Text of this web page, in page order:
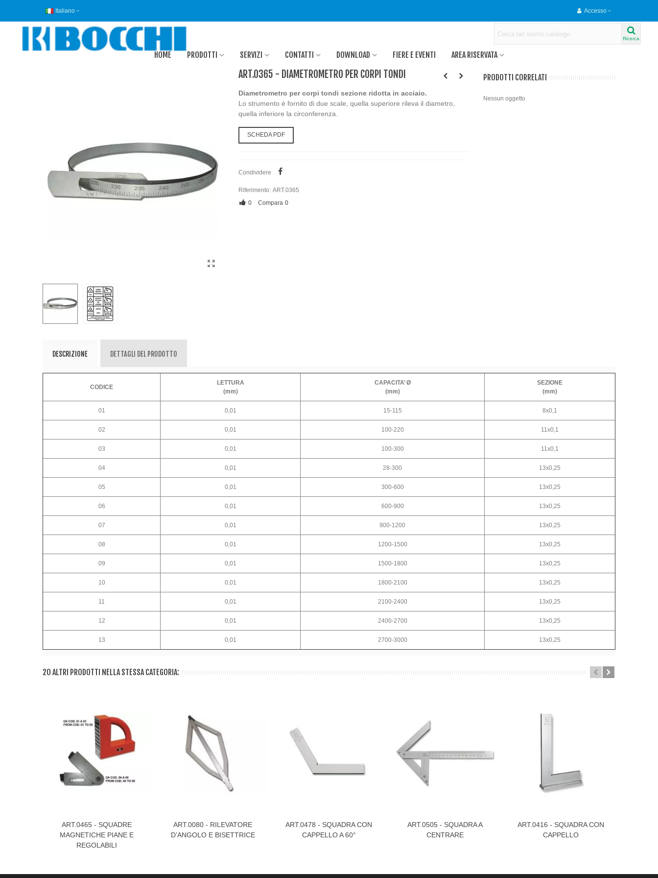
Italiano Accesso
Ricerca
HOME PRODOTTI SERVIZI CONTATTI DOWNLOAD FIERE E EVENTI AREA RISERVATA
ART.0365 - DIAMETROMETRO PER CORPI TONDI
Diametrometro per corpi tondi sezione ridotta in acciaio.
Lo strumento è fornito di due scale, quella superiore rileva il diametro,
quella inferiore la circonferenza.
SCHEDA PDF
Condividere
Riferimento: ART.0365
0
Compara 0
PRODOTTI CORRELATI
Nessun oggetto
DESCRIZIONE DETTAGLI DEL PRODOTTO
CODICE
LETTURA
(mm)
CAPACITA’ Ø
(mm)
SEZIONE
(mm)
01 0,01 15-115 8x0,1
02 0,01 100-220 11x0,1
03 0,01 100-300 11x0,1
04 0,01 28-300 13x0,25
05 0,01 300-600 13x0,25
06 0,01 600-900 13x0,25
07 0,01 900-1200 13x0,25
08 0,01 1200-1500 13x0,25
09 0,01 1500-1800 13x0,25
10 0,01 1800-2100 13x0,25
11 0,01 2100-2400 13x0,25
12 0,01 2400-2700 13x0,25
13 0,01 2700-3000 13x0,25
20 ALTRI PRODOTTI NELLA STESSA CATEGORIA:
Visualizza Di Più
ART.0465 - SQUADRE
MAGNETICHE PIANE E
REGOLABILI
Visualizza Di Più
ART.0080 - RILEVATORE
D’ANGOLO E BISETTRICE
Visualizza Di Più
ART.0478 - SQUADRA CON
CAPPELLO A 60°
Visualizza Di Più
ART.0505 - SQUADRA A
CENTRARE
Visualizza Di Più
ART.0416 - SQUADRA CON
CAPPELLO